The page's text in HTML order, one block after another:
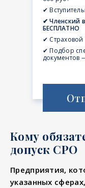
✔
✔ Членский
БЕСПЛАТНО
✔
✔ Подбор
документов
Кому
допуск СРО
Предприятия,
указанных